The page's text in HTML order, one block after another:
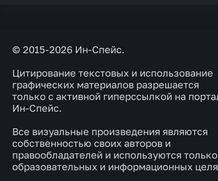
© 2015-2026 Ин-Спейс.
Цитирование текстовых и использование
графических материалов разрешается
только с активной гиперссылкой на
Ин-Спейс.
Все визуальные произведения являются
собственностью своих авторов и
правообладателей и используются
образовательных и информационных